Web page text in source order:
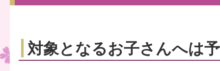
対象となるお子さんへは